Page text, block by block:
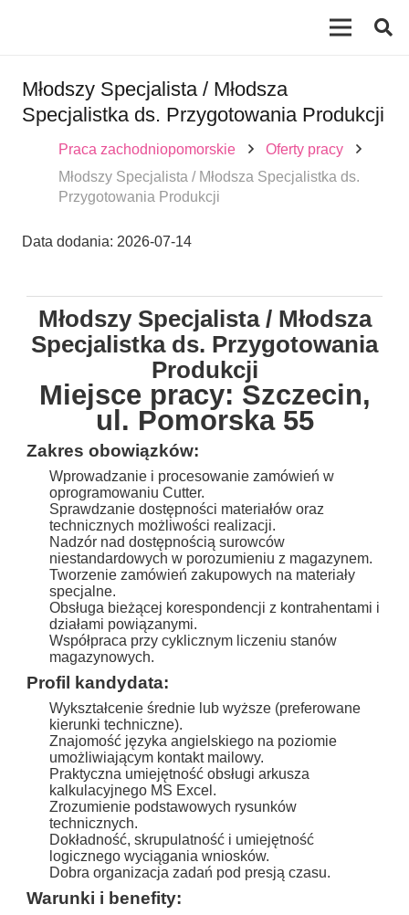
Młodszy Specjalista / Młodsza
Specjalistka ds. Przygotowania Produkcji
Praca zachodniopomorskie
Oferty pracy
Młodszy Specjalista / Młodsza Specjalistka ds.
Przygotowania Produkcji
Data dodania: 2026-07-14
Młodszy Specjalista / Młodsza
Specjalistka ds. Przygotowania
Produkcji
Miejsce pracy: Szczecin,
ul. Pomorska 55
Zakres obowiązków:
Wprowadzanie i procesowanie zamówień w
oprogramowaniu Cutter.
Sprawdzanie dostępności materiałów oraz
technicznych możliwości realizacji.
Nadzór nad dostępnością surowców
niestandardowych w porozumieniu z magazynem.
Tworzenie zamówień zakupowych na materiały
specjalne.
Obsługa bieżącej korespondencji z kontrahentami i
działami powiązanymi.
Współpraca przy cyklicznym liczeniu stanów
magazynowych.
Profil kandydata:
Wykształcenie średnie lub wyższe (preferowane
kierunki techniczne).
Znajomość języka angielskiego na poziomie
umożliwiającym kontakt mailowy.
Praktyczna umiejętność obsługi arkusza
kalkulacyjnego MS Excel.
Zrozumienie podstawowych rysunków
technicznych.
Dokładność, skrupulatność i umiejętność
logicznego wyciągania wniosków.
Dobra organizacja zadań pod presją czasu.
Warunki i benefity: